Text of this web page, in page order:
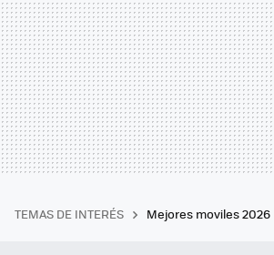
TEMAS DE INTERÉS Mejores moviles 2026